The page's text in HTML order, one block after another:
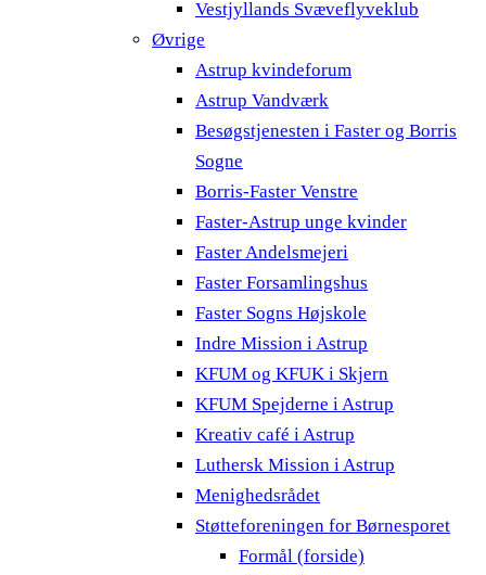
Vestjyllands Svæveflyveklub
Øvrige
Astrup kvindeforum
Astrup Vandværk
Besøgstjenesten i Faster og Borris
Sogne
Borris-Faster Venstre
Faster-Astrup unge kvinder
Faster Andelsmejeri
Faster Forsamlingshus
Faster Sogns Højskole
Indre Mission i Astrup
KFUM og KFUK i Skjern
KFUM Spejderne i Astrup
Kreativ café i Astrup
Luthersk Mission i Astrup
Menighedsrådet
Støtteforeningen for Børnesporet
Formål (forside)